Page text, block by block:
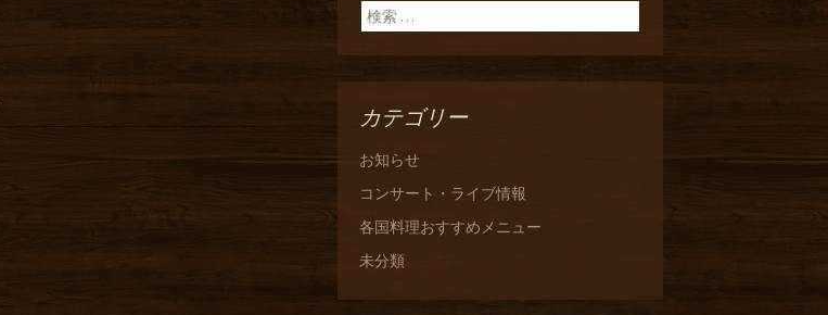
検索:
カテゴリー
お知らせ
コンサート・ライブ情報
各国料理おすすめメニュー
未分類